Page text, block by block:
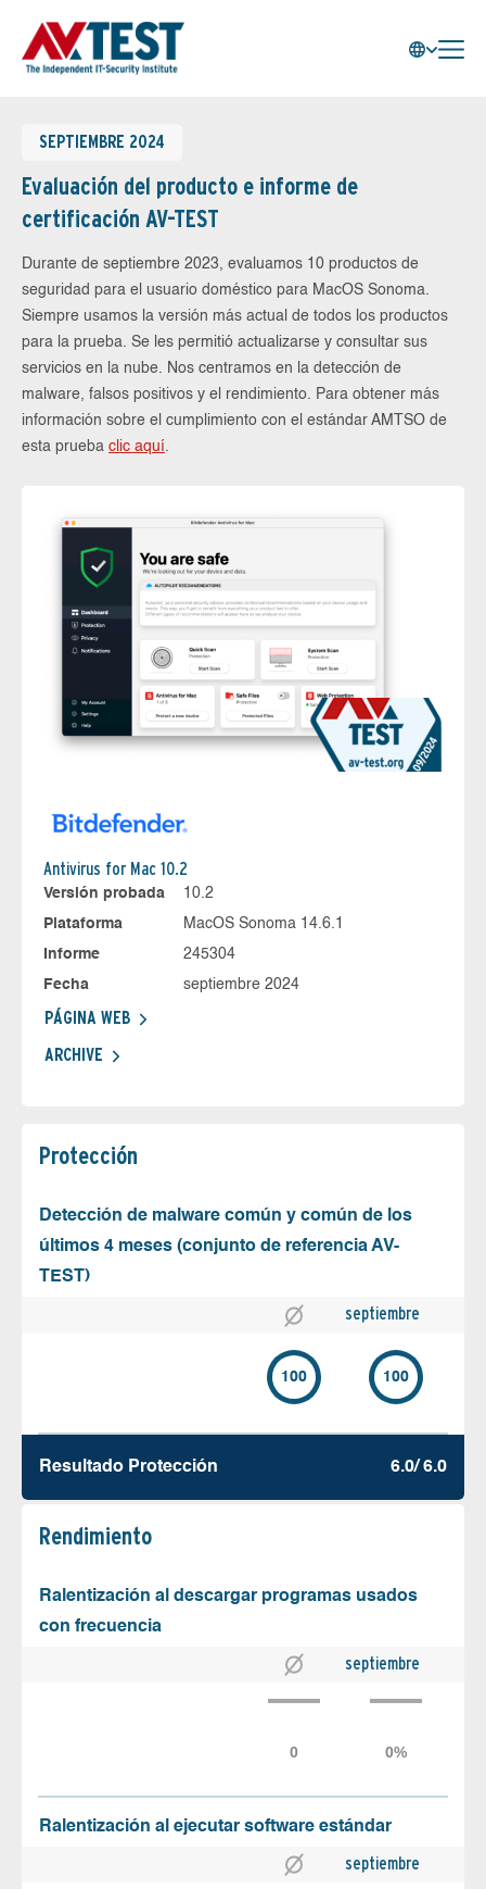
SEPTIEMBRE 2024
Evaluación del producto e informe de
certificación AV-TEST
Durante de septiembre 2023, evaluamos 10 productos de
seguridad para el usuario doméstico para MacOS Sonoma.
Siempre usamos la versión más actual de todos los productos
para la prueba. Se les permitió actualizarse y consultar sus
servicios en la nube. Nos centramos en la detección de
malware, falsos positivos y el rendimiento. Para obtener más
información sobre el cumplimiento con el estándar AMTSO de
esta prueba clic aquí.
Antivirus for Mac 10.2
Versión probada
10.2
Plataforma
MacOS Sonoma 14.6.1
Informe
245304
Fecha
septiembre 2024
PÁGINA WEB
ARCHIVE
Protección
Detección de malware común y común de los
últimos 4 meses (conjunto de referencia AV-
TEST)
septiembre
100 100
Resultado Protección 6.0/ 6.0
Rendimiento
Ralentización al descargar programas usados
con frecuencia
septiembre
Ralentización al ejecutar software estándar
septiembre